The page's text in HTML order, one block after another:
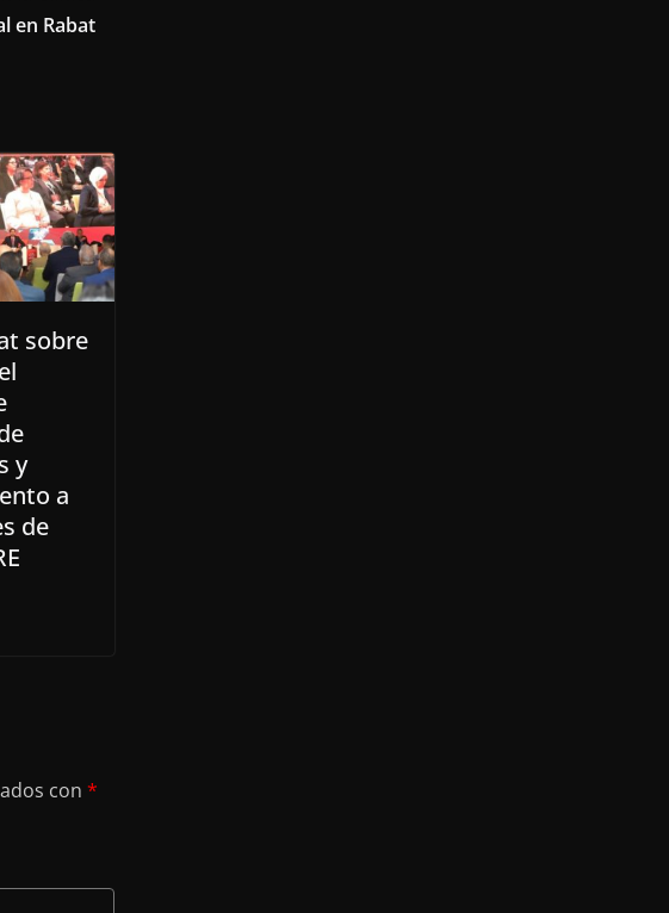
en Rabat
sobre
y
a
de
con *